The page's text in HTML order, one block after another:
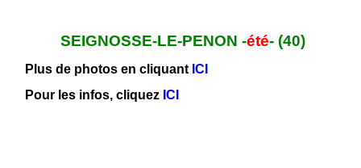
SEIGNOSSE-LE-PENON -été- (40)
Plus de photos en cliquant ICI
Pour les infos, cliquez ICI